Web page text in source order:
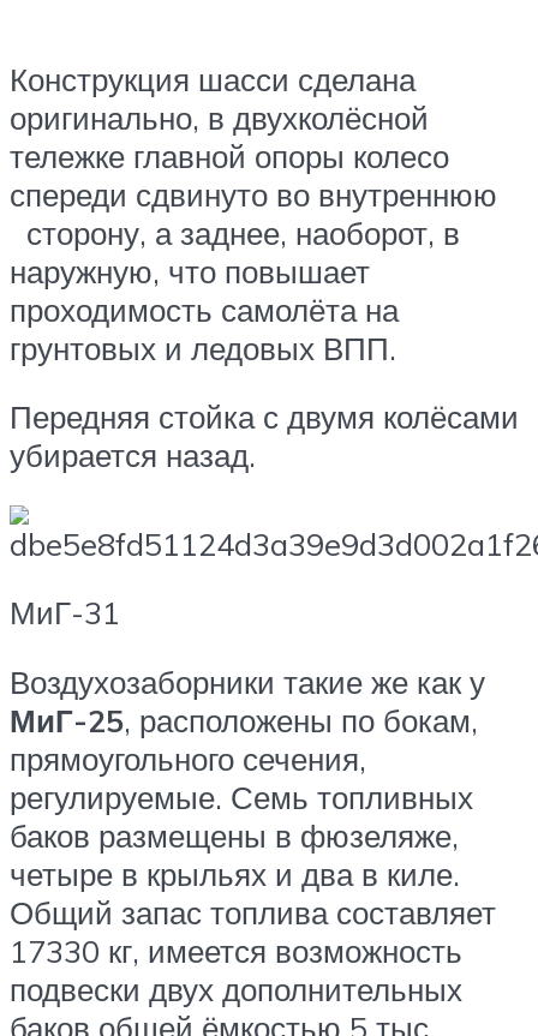
Конструкция шасси сделана
оригинально, в двухколёсной
тележке главной опоры колесо
спереди сдвинуто во внутреннюю
сторону, а заднее, наоборот, в
наружную, что повышает
проходимость самолёта на
грунтовых и ледовых ВПП.
Передняя стойка с двумя колёсами
убирается назад.
МиГ-31
Воздухозаборники такие же как у
МиГ-25, расположены по бокам,
прямоугольного сечения,
регулируемые. Семь топливных
баков размещены в фюзеляже,
четыре в крыльях и два в киле.
Общий запас топлива составляет
17330 кг, имеется возможность
подвески двух дополнительных
баков общей ёмкостью 5 тыс.